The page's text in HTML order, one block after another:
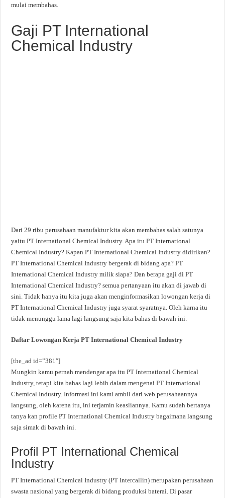
mulai membahas.
Gaji PT International
Chemical Industry
Dari 29 ribu perusahaan manufaktur kita akan membahas salah satunya
yaitu PT International Chemical Industry. Apa itu PT International
Chemical Industry? Kapan PT International Chemical Industry didirikan?
PT International Chemical Industry bergerak di bidang apa? PT
International Chemical Industry milik siapa? Dan berapa gaji di PT
International Chemical Industry? semua pertanyaan itu akan di jawab di
sini. Tidak hanya itu kita juga akan menginformasikan lowongan kerja di
PT International Chemical Industry juga syarat syaratnya. Oleh karna itu
tidak menunggu lama lagi langsung saja kita bahas di bawah ini.
Daftar Lowongan Kerja PT International Chemical Industry
[the_ad id=”381″]
Mungkin kamu pernah mendengar apa itu PT International Chemical
Industry, tetapi kita bahas lagi lebih dalam mengenai PT International
Chemical Industry. Informasi ini kami ambil dari web perusahaannya
langsung, oleh karena itu, ini terjamin keasliannya. Kamu sudah bertanya
tanya kan profile PT International Chemical Industry bagaimana langsung
saja simak di bawah ini.
Profil PT International Chemical
Industry
PT International Chemical Industry (PT Intercallin) merupakan perusahaan
swasta nasional yang bergerak di bidang produksi baterai. Di pasar